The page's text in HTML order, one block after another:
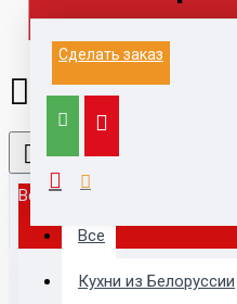
Все
Все
Кухни из Белоруссии
Сделать заказ
Информация на
Выезд к заказчику